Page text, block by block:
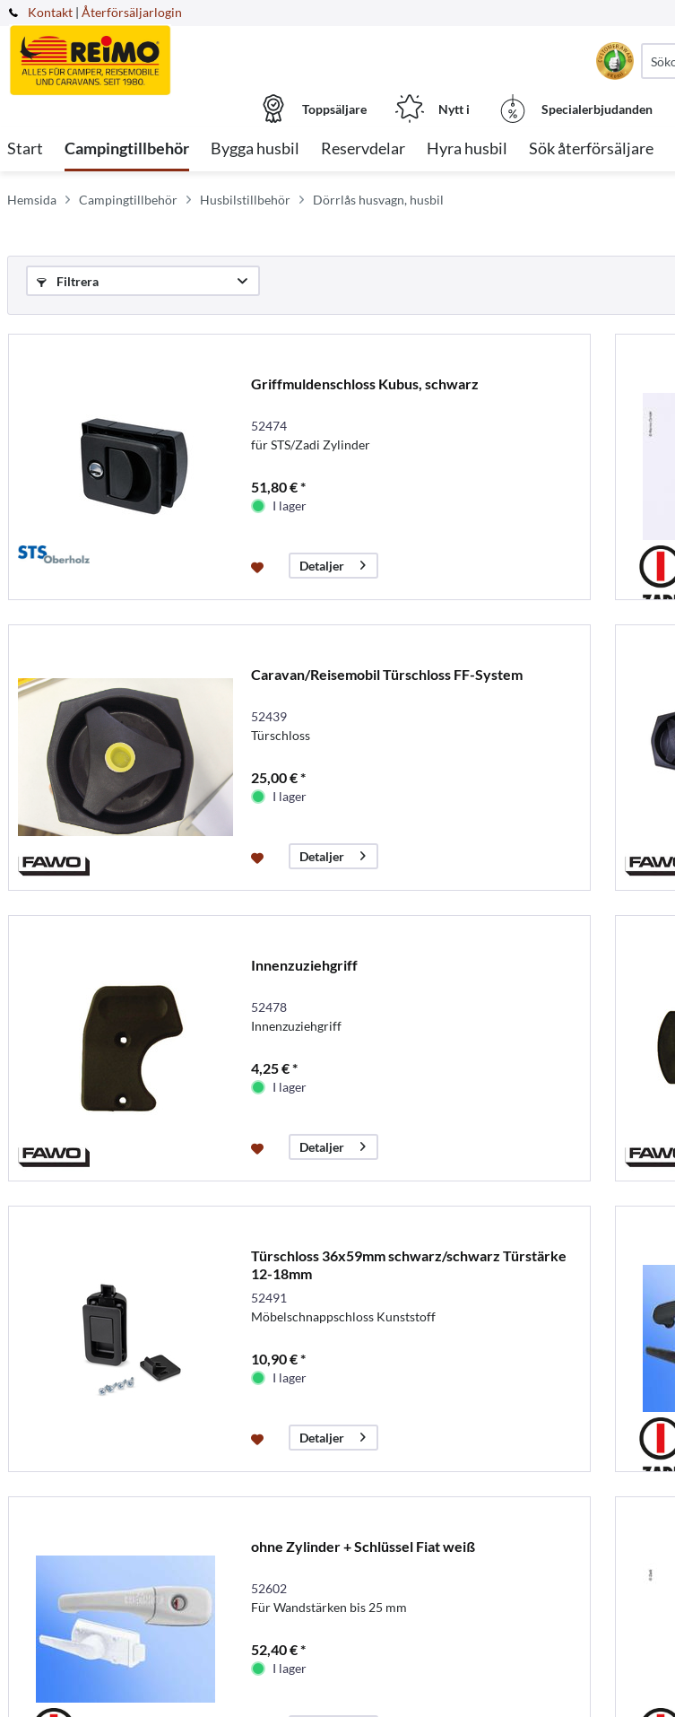
Kontakt | Återförsäljarlogin
Toppsäljare Nytt i Specialerbjudanden
Start Campingtillbehör Bygga husbil Reservdelar Hyra husbil Sök återförsäljare
Hemsida Campingtillbehör Husbilstillbehör Dörrlås husvagn, husbil
Filtrera
Griffmuldenschloss Kubus, schwarz
52474
für STS/Zadi Zylinder
51,80 € *
I lager
Detaljer
Caravan/Reisemobil Türschloss FF-System
52439
Türschloss
25,00 € *
I lager
Detaljer
Innenzuziehgriff
52478
Innenzuziehgriff
4,25 € *
I lager
Detaljer
Türschloss 36x59mm schwarz/schwarz Türstärke
12-18mm
52491
Möbelschnappschloss Kunststoff
10,90 € *
I lager
Detaljer
ohne Zylinder + Schlüssel Fiat weiß
52602
Für Wandstärken bis 25 mm
52,40 € *
I lager